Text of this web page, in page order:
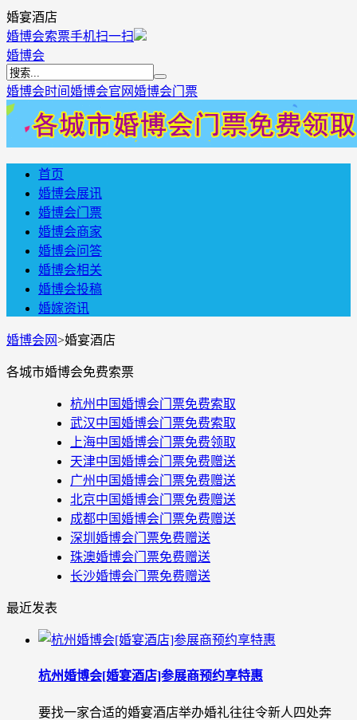
婚宴酒店
婚博会索票手机扫一扫
婚博会
婚博会时间婚博会官网婚博会门票
首页
婚博会展讯
婚博会门票
婚博会商家
婚博会问答
婚博会相关
婚博会投稿
婚嫁资讯
婚博会网>婚宴酒店
各城市婚博会免费索票
杭州中国婚博会门票免费索取
武汉中国婚博会门票免费索取
上海中国婚博会门票免费领取
天津中国婚博会门票免费赠送
广州中国婚博会门票免费赠送
北京中国婚博会门票免费赠送
成都中国婚博会门票免费赠送
深圳婚博会门票免费赠送
珠澳婚博会门票免费赠送
长沙婚博会门票免费赠送
最近发表
杭州婚博会[婚宴酒店]参展商预约享特惠
要找一家合适的婚宴酒店举办婚礼往往令新人四处奔